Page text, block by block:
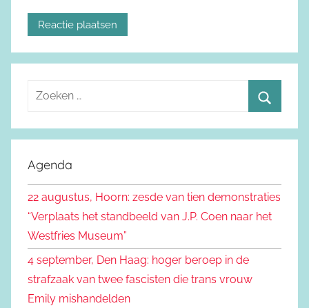
e
e
n
r
:
o
e
n
Agenda
22 augustus, Hoorn: zesde van tien demonstraties
“Verplaats het standbeeld van J.P. Coen naar het
Westfries Museum”
4 september, Den Haag: hoger beroep in de
strafzaak van twee fascisten die trans vrouw
Emily mishandelden